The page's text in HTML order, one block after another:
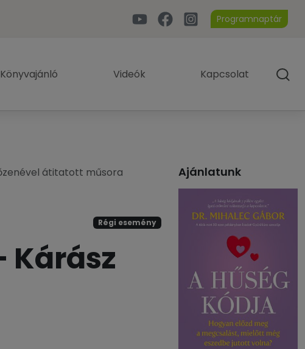
Programnaptár
Könyvajánló Videók Kapcsolat
átitatott műsora
Régi esemény
Kárász
Ajánlatunk